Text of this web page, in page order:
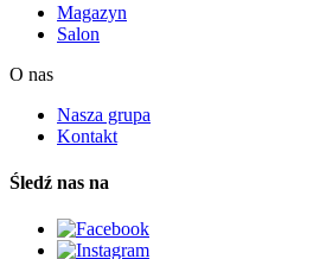
Magazyn
Salon
O nas
Nasza grupa
Kontakt
Śledź nas na